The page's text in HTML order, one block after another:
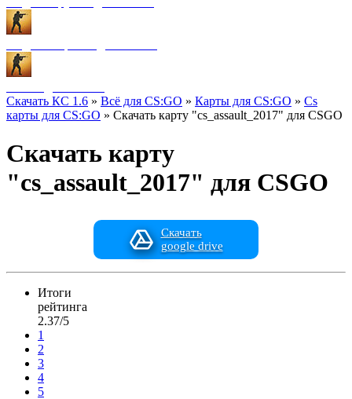
Скачать КС 1.6 » Всё для CS:GO » Карты для CS:GO » Cs
карты для CS:GO » Скачать карту "cs_assault_2017" для CSGO
Скачать карту
"cs_assault_2017" для CSGO
Скачать
google drive
Итоги
рейтинга
2.37/5
1
2
3
4
5